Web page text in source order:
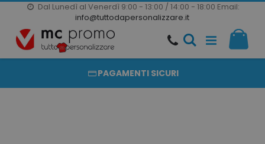
Dal Lunedì al Venerdì 9:00 - 13:00 / 14:00 - 18:00 Email:
info@tuttodapersonalizzare.it
Salta
al
contenuto
20000 PRODOTTI
PRODOTTI COMPLETAMENTE PERSONALIZZABILI
PAGAMENTI SICURI